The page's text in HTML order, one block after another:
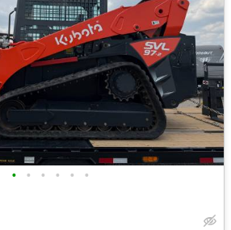
• • • • • •